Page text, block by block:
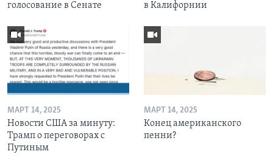
голосование в Сенате
в Калифорнии
МАРТ 14, 2025
Новости США за минуту:
Трамп о переговорах с
Путиным
МАРТ 14, 2025
Конец американского
пенни?